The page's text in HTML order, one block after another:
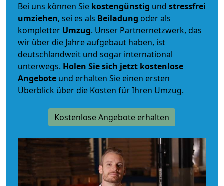
Bei uns können Sie kostengünstig und stressfrei
umziehen, sei es als Beiladung oder als
kompletter Umzug. Unser Partnernetzwerk, das
wir über die Jahre aufgebaut haben, ist
deutschlandweit und sogar international
unterwegs. Holen Sie sich jetzt kostenlose
Angebote und erhalten Sie einen ersten
Überblick über die Kosten für Ihren Umzug.
Kostenlose Angebote erhalten